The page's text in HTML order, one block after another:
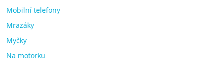
Mobilní telefony
Mrazáky
Myčky
Na motorku